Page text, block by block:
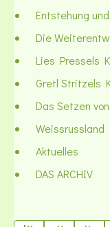
Entstehung
Die
Lies Pressels
Gretl Stritzels
Das Setzen
Weissrussland
Aktuelles
DAS ARCHIV